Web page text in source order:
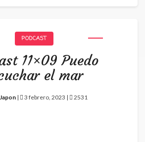
PODCAST
11×09 Puedo
el mar
| 3 febrero, 2023 | 2531